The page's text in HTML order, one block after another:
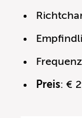
Preis: €